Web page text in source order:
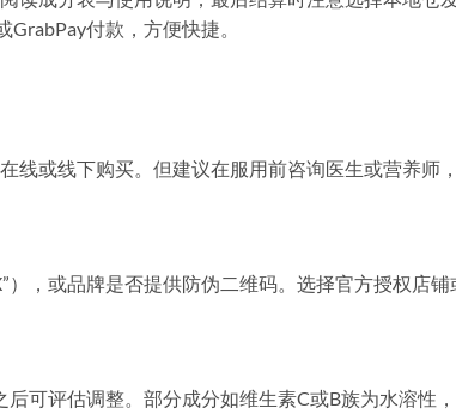
付款，方便快捷。
线或线下购买。但建议在服用前咨询医生或营养师
），或品牌是否提供防伪二维码。选择官方授权店铺
可评估调整。部分成分如维生素C或B族为水溶性